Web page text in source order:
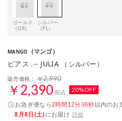
ゴールド
（OR）
シルバー
（PL）
MANGO （マンゴ）
ピアス .-- JULIA （シルバー）
販売価格： ￥2,990
￥2,390 税込 20%OFF
お急ぎ便なら2時間12分35秒以内のお
8月8日(土)にお届け 詳細